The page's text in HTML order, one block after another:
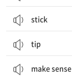
stick
tip
make sense